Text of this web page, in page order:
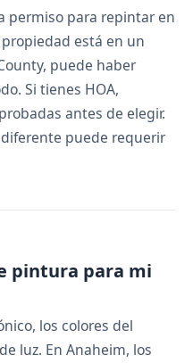
permiso para repintar en
está en un
puede haber
Si tienes HOA,
antes de elegir.
puede requerir
pintura para mi
los colores del
luz. En Anaheim, los